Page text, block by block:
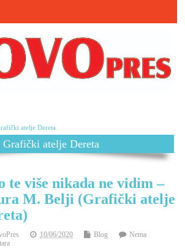
atelje Dereta
atelje Dereta
te više nikada ne vidim –
M. Belji (Grafički atelje
10/06/2020 Blog
Nema